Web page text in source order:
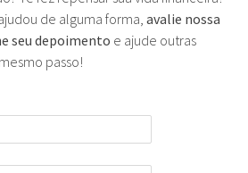
de alguma forma, avalie nossa
seu depoimento e ajude outras
passo!